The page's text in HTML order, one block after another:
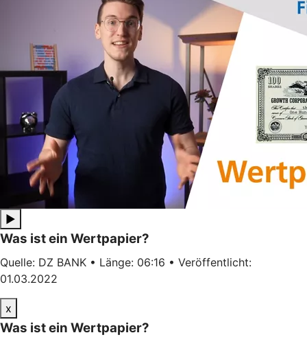
▶
Was ist ein Wertpapier?
Quelle: DZ BANK • Länge: 06:16 • Veröffentlicht:
01.03.2022
x
Was ist ein Wertpapier?